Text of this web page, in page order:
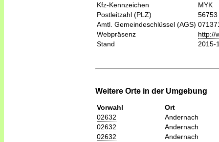
Kfz-Kennzeichen
MYK
Postleitzahl (PLZ)
56753
Amtl. Gemeindeschlüssel (AGS)
Webpräsenz
http://
Stand
2015-
Weitere Orte in der Umgebung
Vorwahl
Ort
02632
Andernach
02632
Andernach
02632
Andernach